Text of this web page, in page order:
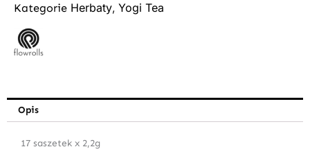
Kategorie Herbaty, Yogi Tea
Opis
17 saszetek x 2,2g